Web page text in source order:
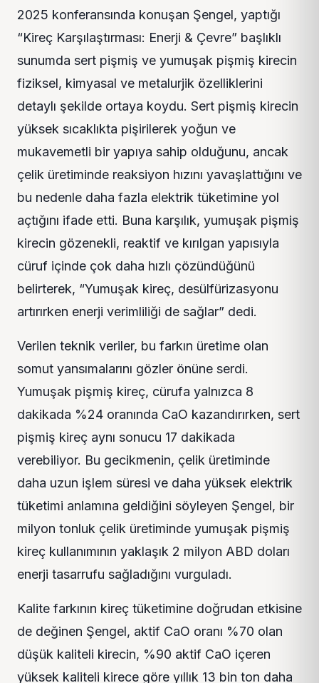
2025 konferansında konuşan Şengel, yaptığı
“Kireç Karşılaştırması: Enerji & Çevre” başlıklı
sunumda sert pişmiş ve yumuşak pişmiş kirecin
fiziksel, kimyasal ve metalurjik özelliklerini
detaylı şekilde ortaya koydu. Sert pişmiş kirecin
yüksek sıcaklıkta pişirilerek yoğun ve
mukavemetli bir yapıya sahip olduğunu, ancak
çelik üretiminde reaksiyon hızını yavaşlattığını ve
bu nedenle daha fazla elektrik tüketimine yol
açtığını ifade etti. Buna karşılık, yumuşak pişmiş
kirecin gözenekli, reaktif ve kırılgan yapısıyla
cüruf içinde çok daha hızlı çözündüğünü
belirterek, “Yumuşak kireç, desülfürizasyonu
artırırken enerji verimliliği de sağlar” dedi.
Verilen teknik veriler, bu farkın üretime olan
somut yansımalarını gözler önüne serdi.
Yumuşak pişmiş kireç, cürufa yalnızca 8
dakikada %24 oranında CaO kazandırırken, sert
pişmiş kireç aynı sonucu 17 dakikada
verebiliyor. Bu gecikmenin, çelik üretiminde
daha uzun işlem süresi ve daha yüksek elektrik
tüketimi anlamına geldiğini söyleyen Şengel, bir
milyon tonluk çelik üretiminde yumuşak pişmiş
kireç kullanımının yaklaşık 2 milyon ABD doları
enerji tasarrufu sağladığını vurguladı.
Kalite farkının kireç tüketimine doğrudan etkisine
de değinen Şengel, aktif CaO oranı %70 olan
düşük kaliteli kirecin, %90 aktif CaO içeren
yüksek kaliteli kirece göre yıllık 13 bin ton daha